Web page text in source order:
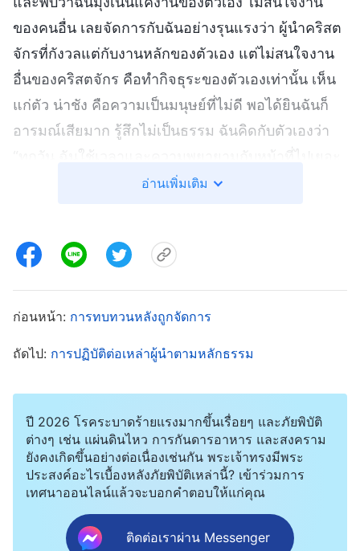
ของคนอื่น เลยจัดการกับฉันอย่างรุนแรงว่า ผู้นำคริสต
จักรที่กังวลแต่กับงานหลักของตัวเอง แต่ไม่สนใจงาน
อื่นของคริสตจักร คือทำกิจธุระของตัวเองเท่านั้น เห็น
แก่ตัว น่าชัง คือความเป็นมนุษย์ที่ไม่ดี พอได้ยินฉันก็
อารมณ์เสียมาก รู้สึกไม่เป็นธรรม ฉันคิดกับตัวเองว่า
มาก ฉันทำงานหนักและไม่เคยอู้เลย ถ้าพวกเขาไม่ชม
ร้องไห้คร่ำครวญ อธิษฐานถึงพระเจ้าด้วยความเจ็บ
ข้าพระองค์อารมณ์เสียและรู้สึกไม่เป็นธรรม ข้าฯ ไม่
เองด้วยเถิด”
รากฐานและสำคัญมากที่สุดของสภาวะความเป็น
มนุษย์ของคนเราก็คือมโนธรรมและเหตุผล บุคคล
ประเภทใดคือผู้ที่ขาดพร่องมโนธรรมและไม่มีเหตุผล
เขาคือบุคคลที่ขาดพร่องสภาวะความเป็นมนุษย์ บุคคล
อ่านเพิ่มเติม
ก่อนหน้า: การทบทวนหลังถูกจัดการ
ถัดไป: การปฏิบัติต่อเหล่าผู้นำตามหลักธรรม
ปี 2026 โรคระบาดร้ายแรงมากขึ้นเรื่อยๆ และภัยพิบัติ
ต่างๆ เช่น แผ่นดินไหว การกันดารอาหาร และสงคราม
ยังคงเกิดขึ้นอย่างต่อเนื่องเช่นกัน พระเจ้าทรงมีพระ
ประสงค์อะไรเบื้องหลังภัยพิบัติเหล่านี้? เข้าร่วมการ
เทศนาออนไลน์แล้วจะบอกคำตอบให้แก่คุณ
ติดต่อเราผ่าน Messenger